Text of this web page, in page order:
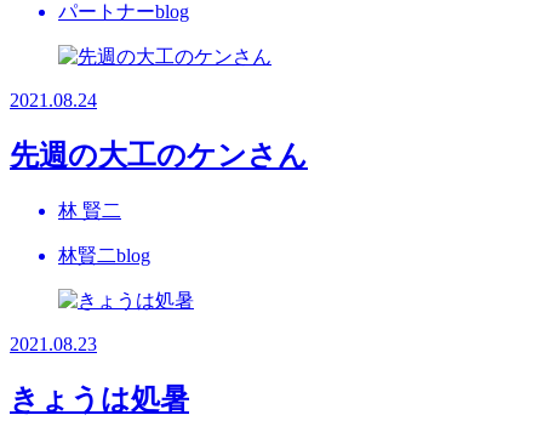
パートナーblog
2021.08.24
先週の大工のケンさん
林 賢二
林賢二blog
2021.08.23
きょうは処暑